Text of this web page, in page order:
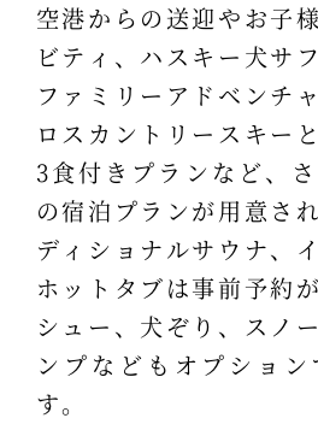
空港からの送迎やお子
ビティ、ハスキー犬サ
ファミリーアドベンチ
ロスカントリースキー
3食付きプランなど、
の宿泊プランが用意さ
ディショナルサウナ、
ホットタブは事前予約
シュー、犬ぞり、スノ
ンプなどもオプショ
す。